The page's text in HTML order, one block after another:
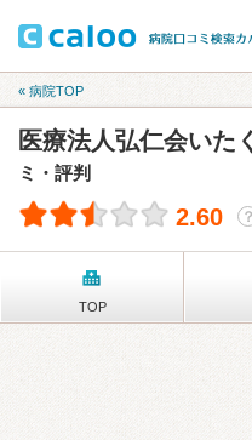
« 病院TOP
医療法人弘仁会いた
ミ・評判
2.60 ？
TOP